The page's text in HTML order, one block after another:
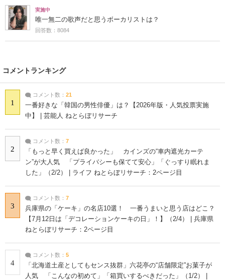
実施中
唯一無二の歌声だと思うボーカリストは？
回答数：8084
コメントランキング
1
コメント数： 21
一番好きな「韓国の男性俳優」は？【2026年版・人気投票実施
中】 | 芸能人 ねとらぼリサーチ
2
コメント数： 7
「もっと早く買えば良かった」 カインズの“車内遮光カーテ
ン”が大人気 「プライバシーも保てて安心」「ぐっすり眠れま
した」（2/2） | ライフ ねとらぼリサーチ：2ページ目
3
コメント数： 7
兵庫県の「ケーキ」の名店10選！ 一番うまいと思う店はどこ？
【7月12日は「デコレーションケーキの日」！】（2/4） | 兵庫県
ねとらぼリサーチ：2ページ目
4
コメント数： 5
「北海道土産としてもセンス抜群」六花亭の“店舗限定”お菓子が
人気 「こんなの初めて」「箱買いするべきだった」（1/2） |